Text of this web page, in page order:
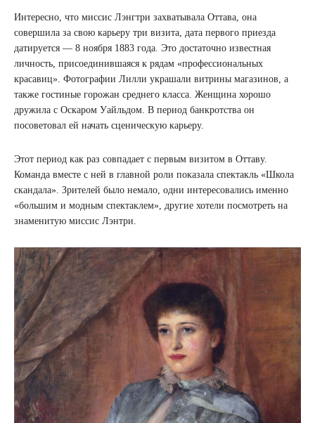
Интересно, что миссис Лэнгтри захватывала Оттава, она
совершила за свою карьеру три визита, дата первого приезда
датируется — 8 ноября 1883 года. Это достаточно известная
личность, присоединившаяся к рядам «профессиональных
красавиц». Фотографии Лилли украшали витрины магазинов, а
также гостиные горожан среднего класса. Женщина хорошо
дружила с Оскаром Уайльдом. В период банкротства он
посоветовал ей начать сценическую карьеру.
Этот период как раз совпадает с первым визитом в Оттаву.
Команда вместе с ней в главной роли показала спектакль «Школа
скандала». Зрителей было немало, одни интересовались именно
«большим и модным спектаклем», другие хотели посмотреть на
знаменитую миссис Лэнтри.